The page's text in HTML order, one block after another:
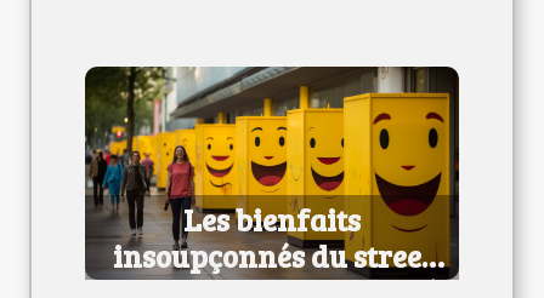
Les bienfaits
insoupçonnés du street